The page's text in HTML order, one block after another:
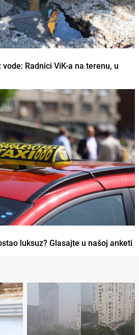
Radnici ViK-a na terenu, u
luksuz? Glasajte u našoj anketi